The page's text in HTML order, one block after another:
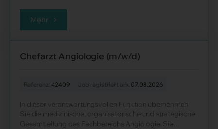
Mehr
Chefarzt Angiologie (m/w/d)
42409 07.08.2026
In dieser verantwortungsvollen Funktion übernehmen
Sie die medizinische, organisatorische und strategische
Gesamtleitung des Fachbereichs Angiologie. Sie